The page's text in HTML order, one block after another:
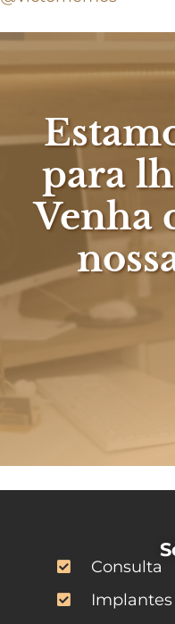
para
Venha
Consulta
Implantes